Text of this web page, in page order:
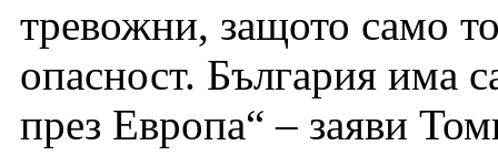
тревожни, защото само
опасност. България има
през Европа“ – заяви